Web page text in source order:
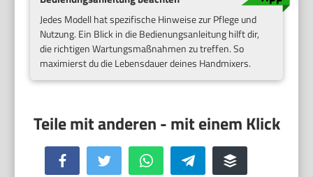
Jedes Modell hat spezifische Hinweise zur Pflege und
Nutzung. Ein Blick in die Bedienungsanleitung hilft dir,
die richtigen Wartungsmaßnahmen zu treffen. So
maximierst du die Lebensdauer deines Handmixers.
Facebook Twitter WhatsApp Telegram Buffer